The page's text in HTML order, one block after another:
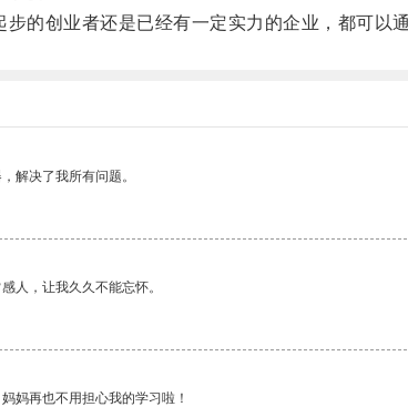
创业者还是已经有一定实力的企业，都可以
解决了我所有问题。
人，让我久久不能忘怀。
妈再也不用担心我的学习啦！